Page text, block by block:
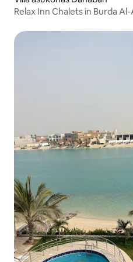
Relax Inn Chalets in Burda